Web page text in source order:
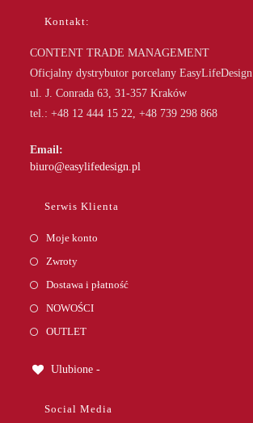
Kontakt:
CONTENT TRADE MANAGEMENT
Oficjalny dystrybutor porcelany EasyLifeDesign
ul. J. Conrada 63, 31-357 Kraków
tel.: +48 12 444 15 22, +48 739 298 868
Email:
biuro@easylifedesign.pl
Serwis Klienta
Moje konto
Zwroty
Dostawa i płatność
NOWOŚCI
OUTLET
Ulubione -
Social Media